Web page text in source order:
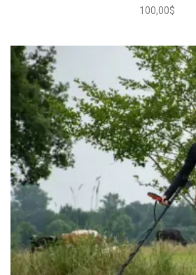
100,00$